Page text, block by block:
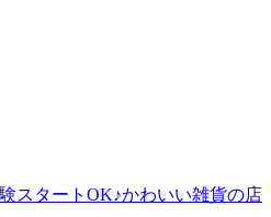
タートOK♪かわいい雑貨の店